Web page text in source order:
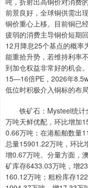
前景良好，全球铜供需出
铜价重心上移。目前铜已
疲弱的消费主导铜价短期
12月降息25个基点的概率
能重拾升势，若维持利率
到加仓权益非常好的机会
15—16倍PE，2026年
低位时积极介入铜标的布
铁矿石：Mysteel统计
万吨天鲜优配，环比增加
0.66万吨；在港船舶数量
总量15901.22万吨，环比
增0.67万吨。分量方面，
矿库存6433.03万吨，增
160.12万吨；粗粉库存